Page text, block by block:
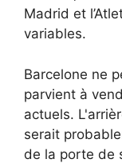
Madrid et
variables.
Barcelone ne
parvient à
actuels.
serait
de la porte de